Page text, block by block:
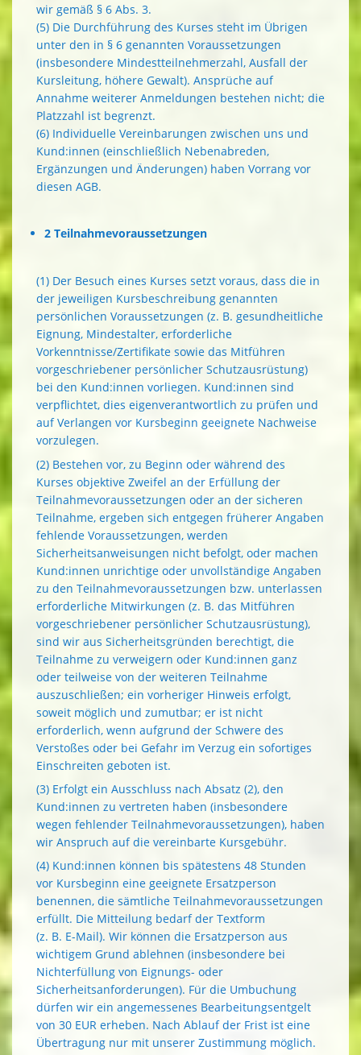
wir gemäß § 6 Abs. 3.
(5) Die Durchführung des Kurses steht im Übrigen
unter den in § 6 genannten Voraussetzungen
(insbesondere Mindestteilnehmerzahl, Ausfall der
Kursleitung, höhere Gewalt). Ansprüche auf
Annahme weiterer Anmeldungen bestehen nicht; die
Platzzahl ist begrenzt.
(6) Individuelle Vereinbarungen zwischen uns und
Kund:innen (einschließlich Nebenabreden,
Ergänzungen und Änderungen) haben Vorrang vor
diesen AGB.
2 Teilnahmevoraussetzungen
(1) Der Besuch eines Kurses setzt voraus, dass die in
der jeweiligen Kursbeschreibung genannten
persönlichen Voraussetzungen (z. B. gesundheitliche
Eignung, Mindestalter, erforderliche
Vorkenntnisse/Zertifikate sowie das Mitführen
vorgeschriebener persönlicher Schutzausrüstung)
bei den Kund:innen vorliegen. Kund:innen sind
verpflichtet, dies eigenverantwortlich zu prüfen und
auf Verlangen vor Kursbeginn geeignete Nachweise
vorzulegen.
(2) Bestehen vor, zu Beginn oder während des
Kurses objektive Zweifel an der Erfüllung der
Teilnahmevoraussetzungen oder an der sicheren
Teilnahme, ergeben sich entgegen früherer Angaben
fehlende Voraussetzungen, werden
Sicherheitsanweisungen nicht befolgt, oder machen
Kund:innen unrichtige oder unvollständige Angaben
zu den Teilnahmevoraussetzungen bzw. unterlassen
erforderliche Mitwirkungen (z. B. das Mitführen
vorgeschriebener persönlicher Schutzausrüstung),
sind wir aus Sicherheitsgründen berechtigt, die
Teilnahme zu verweigern oder Kund:innen ganz
oder teilweise von der weiteren Teilnahme
auszuschließen; ein vorheriger Hinweis erfolgt,
soweit möglich und zumutbar; er ist nicht
erforderlich, wenn aufgrund der Schwere des
Verstoßes oder bei Gefahr im Verzug ein sofortiges
Einschreiten geboten ist.
(3) Erfolgt ein Ausschluss nach Absatz (2), den
Kund:innen zu vertreten haben (insbesondere
wegen fehlender Teilnahmevoraussetzungen), haben
wir Anspruch auf die vereinbarte Kursgebühr.
(4) Kund:innen können bis spätestens 48 Stunden
vor Kursbeginn eine geeignete Ersatzperson
benennen, die sämtliche Teilnahmevoraussetzungen
erfüllt. Die Mitteilung bedarf der Textform
(z. B. E-Mail). Wir können die Ersatzperson aus
wichtigem Grund ablehnen (insbesondere bei
Nichterfüllung von Eignungs- oder
Sicherheitsanforderungen). Für die Umbuchung
dürfen wir ein angemessenes Bearbeitungsentgelt
von 30 EUR erheben. Nach Ablauf der Frist ist eine
Übertragung nur mit unserer Zustimmung möglich.